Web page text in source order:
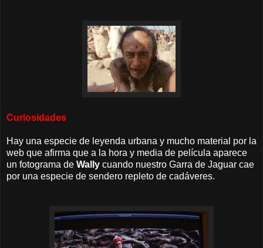
Curiosidades
Hay una especie de leyenda urbana y mucho material por la
web que afirma que a la hora y media de película aparece
un fotograma de Wally cuando nuestro Garra de Jaguar cae
por una especie de sendero repleto de cadáveres.